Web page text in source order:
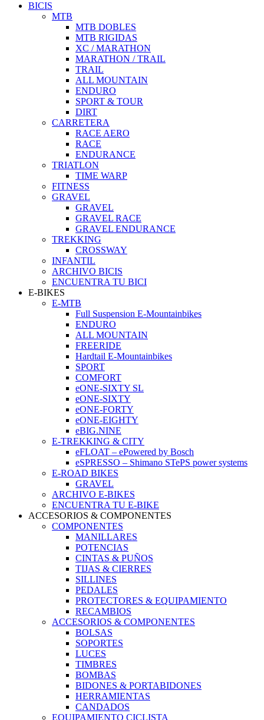
BICIS
MTB
MTB DOBLES
MTB RIGIDAS
XC / MARATHON
MARATHON / TRAIL
TRAIL
ALL MOUNTAIN
ENDURO
SPORT & TOUR
DIRT
CARRETERA
RACE AERO
RACE
ENDURANCE
TRIATLON
TIME WARP
FITNESS
GRAVEL
GRAVEL
GRAVEL RACE
GRAVEL ENDURANCE
TREKKING
CROSSWAY
INFANTIL
ARCHIVO BICIS
ENCUENTRA TU BICI
E-BIKES
E-MTB
Full Suspension E-Mountainbikes
ENDURO
ALL MOUNTAIN
FREERIDE
Hardtail E-Mountainbikes
SPORT
COMFORT
eONE-SIXTY SL
eONE-SIXTY
eONE-FORTY
eONE-EIGHTY
eBIG.NINE
E-TREKKING & CITY
eFLOAT – ePowered by Bosch
eSPRESSO – Shimano STePS power systems
E-ROAD BIKES
GRAVEL
ARCHIVO E-BIKES
ENCUENTRA TU E-BIKE
ACCESORIOS & COMPONENTES
COMPONENTES
MANILLARES
POTENCIAS
CINTAS & PUÑOS
TIJAS & CIERRES
SILLINES
PEDALES
PROTECTORES & EQUIPAMIENTO
RECAMBIOS
ACCESORIOS & COMPONENTES
BOLSAS
SOPORTES
LUCES
TIMBRES
BOMBAS
BIDONES & PORTABIDONES
HERRAMIENTAS
CANDADOS
EQUIPAMIENTO CICLISTA